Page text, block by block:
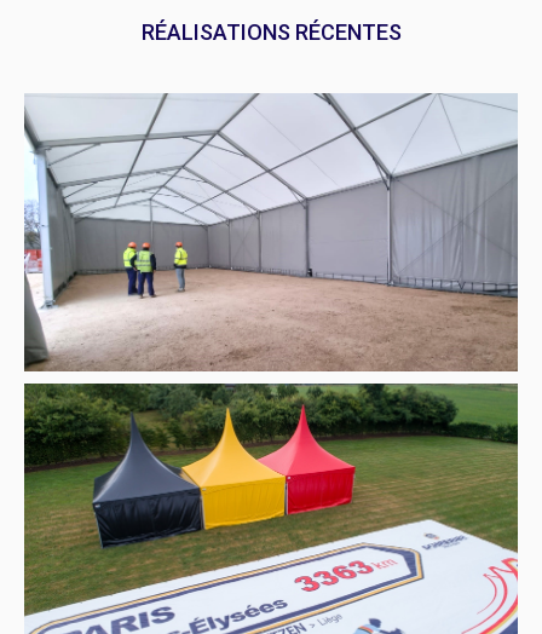
RÉALISATIONS RÉCENTES